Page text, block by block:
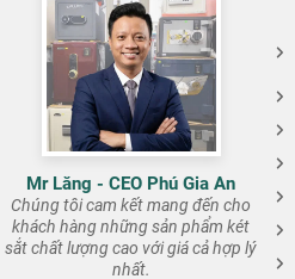
Mr Lăng - CEO Phú Gia An
Chúng tôi cam kết mang đến cho
khách hàng những sản phẩm két
sắt chất lượng cao với giá cả hợp lý
nhất.